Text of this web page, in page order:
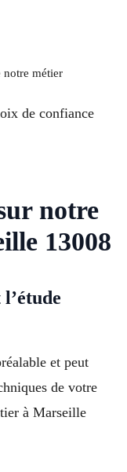
notre métier
de confiance
notre
13008
et peut
de votre
à Marseille